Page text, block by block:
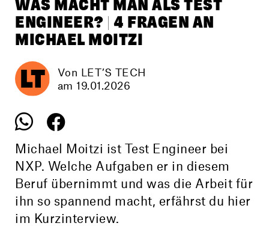
WAS MACHT MAN ALS TEST
ENGINEER? | 4 FRAGEN AN
MICHAEL MOITZI
Von LET’S TECH
am 19.01.2026
Michael Moitzi ist Test Engineer bei
NXP. Welche Aufgaben er in diesem
Beruf übernimmt und was die Arbeit für
ihn so spannend macht, erfährst du hier
im Kurzinterview.